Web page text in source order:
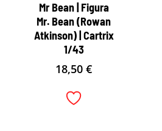
Mr Bean | Figura
Mr. Bean (Rowan
Atkinson) | Cartrix
1/43
18,50€